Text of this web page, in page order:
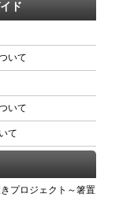
ド
いて
いて
て
プロジェクト～箸置